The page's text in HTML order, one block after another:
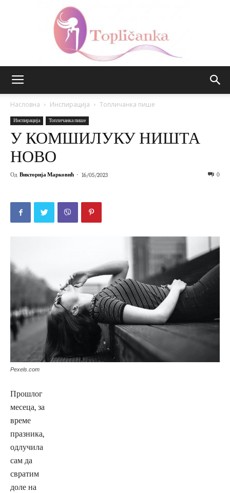
Насловна Инспирација Топличанка пише
Инспирација Топличанка пише
У КОМШИЛУКУ НИШТА
НОВО
Од Викторија Марковић - 16/05/2023 0
Pexels.com
Прошлог
месеца, за
време
празника,
одлучила
сам да
свратим
доле на